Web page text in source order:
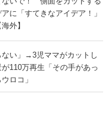
「すてきなアイデア！」
外】
い」→3児ママがカットし
万再生「その手があっ
ロコ」